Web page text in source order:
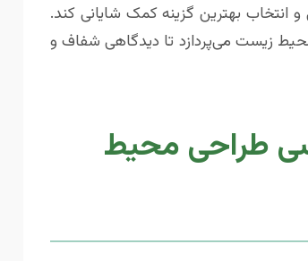
و انتخاب بهترین گزینه کمک شایانی کند.
زیست می‌پردازد تا دیدگاهی شفاف و
طراحی محیط